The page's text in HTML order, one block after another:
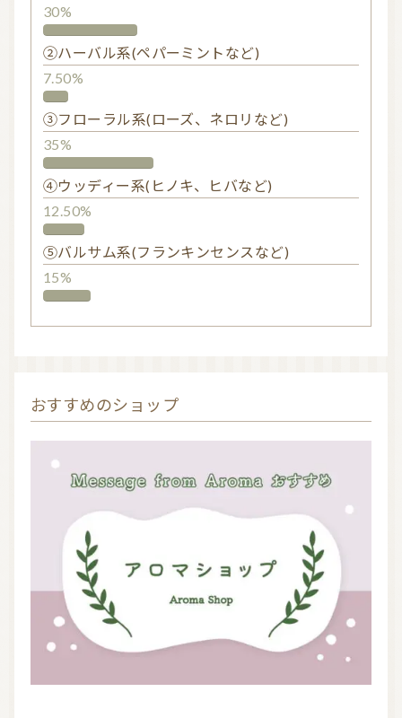
30%
②ハーバル系(ペパーミントなど)
7.50%
③フローラル系(ローズ、ネロリなど)
35%
④ウッディー系(ヒノキ、ヒバなど)
12.50%
⑤バルサム系(フランキンセンスなど)
15%
おすすめのショップ